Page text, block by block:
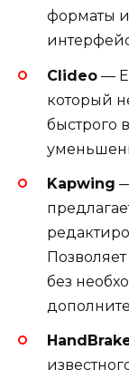
форматы
Clideo —
который
быстрого
Kapwing
без